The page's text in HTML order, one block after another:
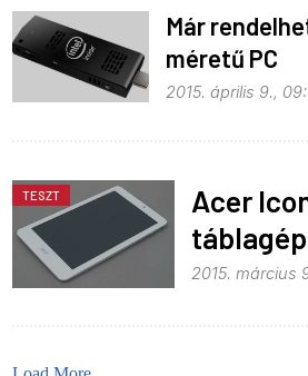
Már
méretű PC
2015. április 9.,
TESZT
Acer
2015. március